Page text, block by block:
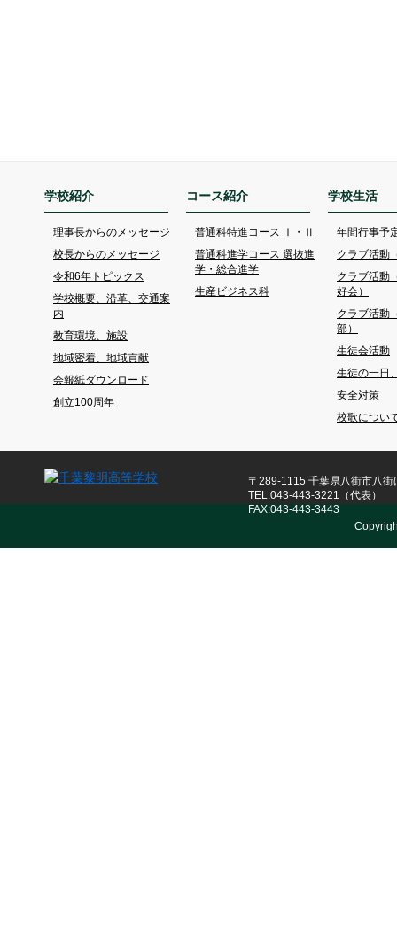
学校紹介
理事長からのメッセージ
校長からのメッセージ
令和6年トピックス
学校概要、沿革、交通案
内
教育環境、施設
地域密着、地域貢献
会報紙ダウンロード
創立100周年
コース紹介
普通科特進コース Ⅰ・Ⅱ
普通科進学コース 選抜進
学・総合進学
生産ビジネス科
学校生活
年間行事予
クラブ活動
クラブ活動
好会）
クラブ活動
部）
生徒会活動
生徒の一日
安全対策
校歌につい
〒289-1115 千葉県八街市八
TEL:043-443-3221（代表）
FAX:043-443-3443